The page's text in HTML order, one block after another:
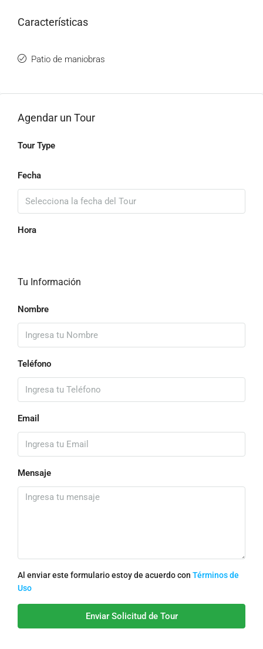
Características
Patio de maniobras
Agendar un Tour
Tour Type
Fecha
Hora
Tu Información
Nombre
Teléfono
Email
Mensaje
Al enviar este formulario estoy de acuerdo con Términos de
Uso
Enviar Solicitud de Tour